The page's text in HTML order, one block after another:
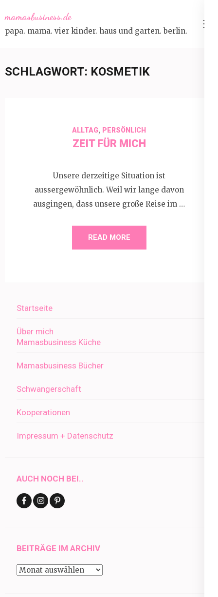
to
content
mamasbusiness.de
papa. mama. vier kinder. haus und garten. berlin.
SCHLAGWORT: KOSMETIK
ALLTAG, PERSÖNLICH
ZEIT FÜR MICH
Unsere derzeitige Situation ist
aussergewöhnlich. Weil wir lange davon
ausgingen, dass unsere große Reise im …
READ MORE
Startseite
Über mich
Mamasbusiness Küche
Mamasbusiness Bücher
Schwangerschaft
Kooperationen
Impressum + Datenschutz
AUCH NOCH BEI..
BEITRÄGE IM ARCHIV
Beiträge